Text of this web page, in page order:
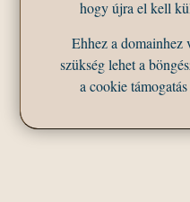
hogy újra el kell
Ehhez a domainhez
szükség lehet a
a cookie